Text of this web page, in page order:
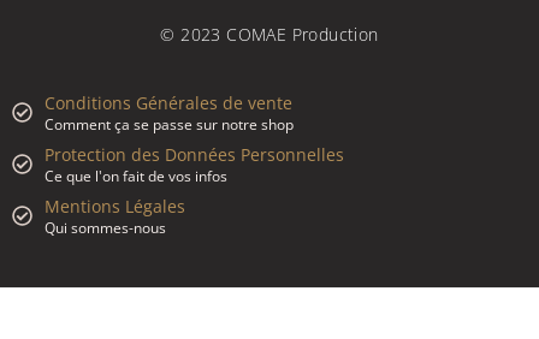
© 2023 COMAE Production
Conditions Générales de vente
Comment ça se passe sur notre shop
Protection des Données Personnelles
Ce que l'on fait de vos infos
Mentions Légales
Qui sommes-nous